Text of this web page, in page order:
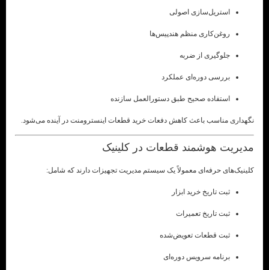
استریل‌سازی اصولی
روغن‌کاری منظم هندپیس‌ها
جلوگیری از ضربه
بررسی دوره‌ای عملکرد
استفاده صحیح طبق دستورالعمل سازنده
نگهداری مناسب باعث کاهش دفعات خرید قطعات اینسترومنت در آینده می‌شود.
مدیریت هوشمند قطعات در کلینیک
کلینیک‌های حرفه‌ای معمولاً یک سیستم مدیریت تجهیزات دارند که شامل:
ثبت تاریخ خرید ابزار
ثبت تاریخ تعمیرات
ثبت قطعات تعویض‌شده
برنامه سرویس دوره‌ای